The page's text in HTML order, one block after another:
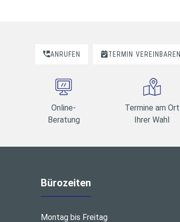
ANRUFEN TERMIN VEREINBAREN
Online-
Beratung
Termine am Ort
Ihrer Wahl
Bürozeiten
Montag bis Freitag